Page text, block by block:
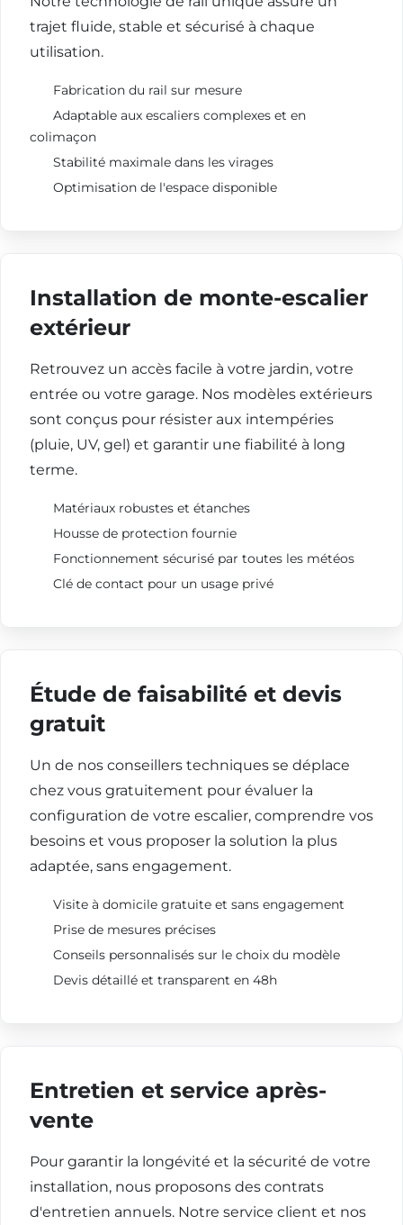
trajet fluide, stable et sécurisé à chaque
utilisation.
Fabrication du rail sur mesure
Adaptable aux escaliers complexes et en
colimaçon
Stabilité maximale dans les virages
Optimisation de l'espace disponible
Installation de monte-escalier
extérieur
Retrouvez un accès facile à votre jardin, votre
entrée ou votre garage. Nos modèles extérieurs
sont conçus pour résister aux intempéries
(pluie, UV, gel) et garantir une fiabilité à long
terme.
Matériaux robustes et étanches
Housse de protection fournie
Fonctionnement sécurisé par toutes les météos
Clé de contact pour un usage privé
Étude de faisabilité et devis
gratuit
Un de nos conseillers techniques se déplace
chez vous gratuitement pour évaluer la
configuration de votre escalier, comprendre vos
besoins et vous proposer la solution la plus
adaptée, sans engagement.
Visite à domicile gratuite et sans engagement
Prise de mesures précises
Conseils personnalisés sur le choix du modèle
Devis détaillé et transparent en 48h
Entretien et service après-
vente
Pour garantir la longévité et la sécurité de votre
installation, nous proposons des contrats
d'entretien annuels. Notre service client et nos